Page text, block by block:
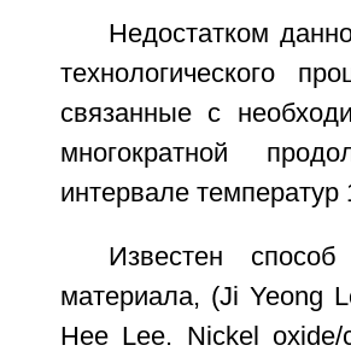
Недостатком
технологического
связанные с
многократной
интервале температур
Известен способ
материала, (Ji Yeong
Нее Lee. Nickel oxide/